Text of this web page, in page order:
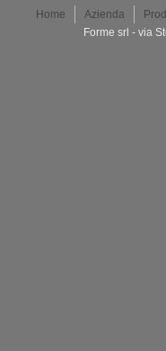
Home Azienda
Forme srl - via